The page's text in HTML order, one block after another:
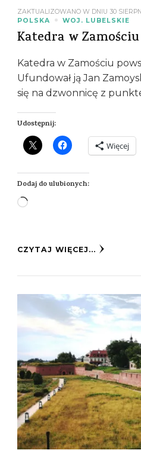
ZAKTUALIZOWANO W DNIU 30
POLSKA
WOJ. LUBELSKIE
Katedra w Zamościu
Katedra w Zamościu
Ufundował ją Jan
się na dzwonnicę z
Udostępnij:
Więcej
Dodaj do ulubionych:
Wczytywanie…
CZYTAJ WIĘCEJ...